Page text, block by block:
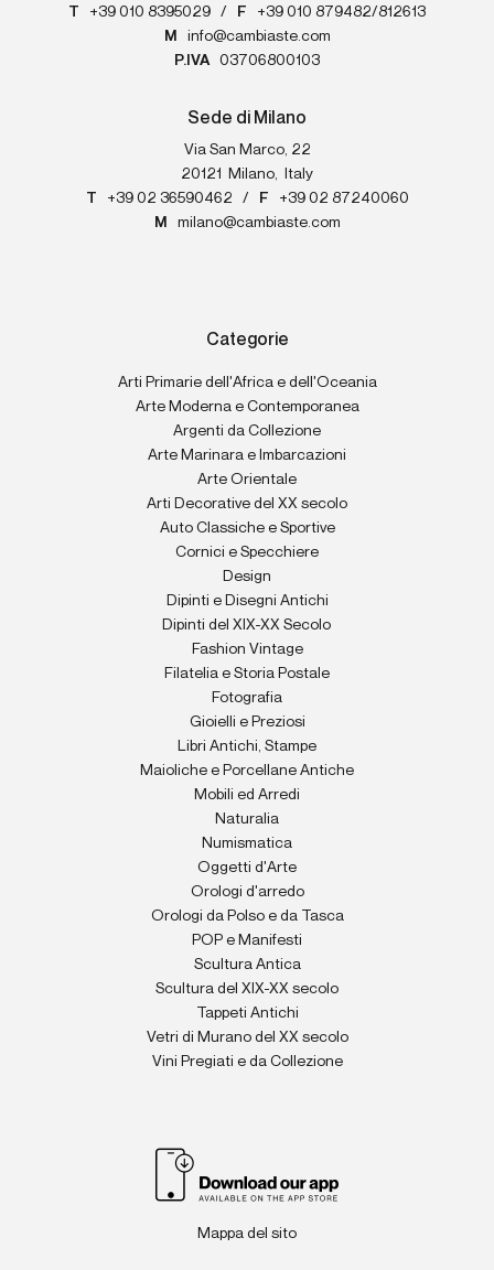
T +39 010 8395029 / F
+39 010 879482/812613
M
info@cambiaste.com
P.IVA
03706800103
Sede di Milano
Via San Marco, 22
20121
Milano
Italy
T
+39 02 36590462 / F
+39 02 87240060
M
milano@cambiaste.com
Categorie
Arti Primarie dell'Africa e dell'Oceania
Arte Moderna e Contemporanea
Argenti da Collezione
Arte Marinara e Imbarcazioni
Arte Orientale
Arti Decorative del XX secolo
Auto Classiche e Sportive
Cornici e Specchiere
Design
Dipinti e Disegni Antichi
Dipinti del XIX-XX Secolo
Fashion Vintage
Filatelia e Storia Postale
Fotografia
Gioielli e Preziosi
Libri Antichi, Stampe
Maioliche e Porcellane Antiche
Mobili ed Arredi
Naturalia
Numismatica
Oggetti d'Arte
Orologi d'arredo
Orologi da Polso e da Tasca
POP e Manifesti
Scultura Antica
Scultura del XIX-XX secolo
Tappeti Antichi
Vetri di Murano del XX secolo
Vini Pregiati e da Collezione
Mappa del sito